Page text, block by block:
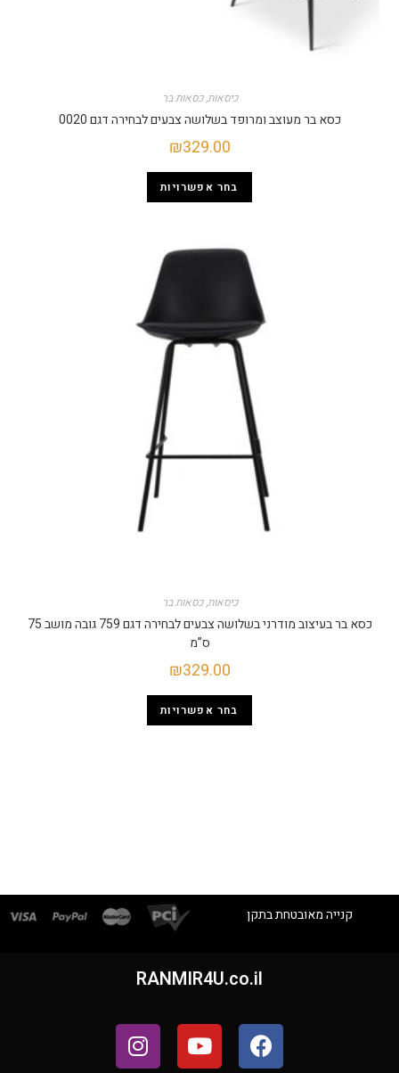
כיסאות,כסאות בר
כסא בר מעוצב ומרופד בשלושה צבעים לבחירה דגם 0020
₪329.00
בחר אפשרויות
כיסאות,כסאות בר
כסא בר בעיצוב מודרני בשלושה צבעים לבחירה דגם 759 גובה מושב 75
ס”מ
₪329.00
בחר אפשרויות
קנייה מאובטחת בתקן
RANMIR4U.co.il